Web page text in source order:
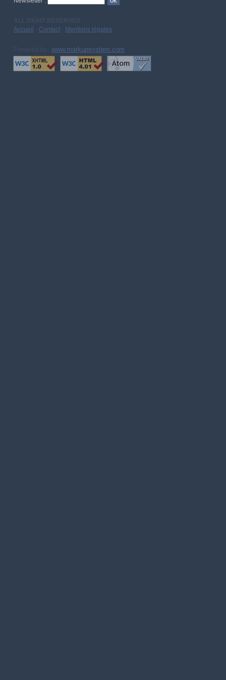
Accueil
Contact Mentions légales
www.markupsystem.com